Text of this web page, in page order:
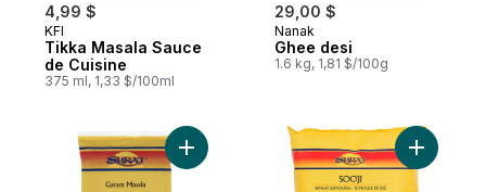
4,99 $
Préparé au Canada
KFI
Tikka Masala Sauce
de Cuisine
375 ml, 1,33 $/100ml
29,00 $
Préparé au Canada
Nanak
Ghee desi
1.6 kg, 1,81 $/100g
Ajouter Garam masala au panier Ajouter